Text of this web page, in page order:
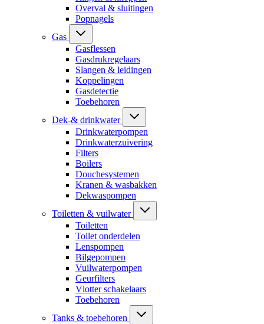
Overval & sluitingen
Popnagels
Gas
Gasflessen
Gasdrukregelaars
Slangen & leidingen
Koppelingen
Gasdetectie
Toebehoren
Dek-& drinkwater
Drinkwaterpompen
Drinkwaterzuivering
Filters
Boilers
Douchesystemen
Kranen & wasbakken
Dekwaspompen
Toiletten & vuilwater
Toiletten
Toilet onderdelen
Lenspompen
Bilgepompen
Vuilwaterpompen
Geurfilters
Vlotter schakelaars
Toebehoren
Tanks & toebehoren